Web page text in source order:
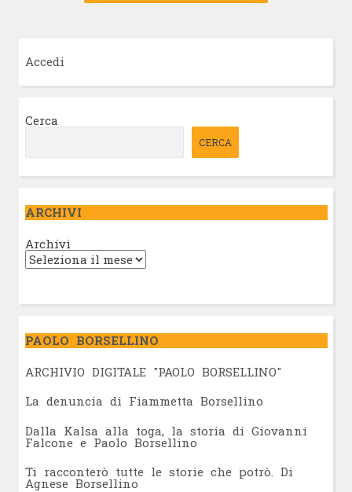
Accedi
Cerca
CERCA
ARCHIVI
Archivi
PAOLO BORSELLINO
ARCHIVIO DIGITALE "PAOLO BORSELLINO"
La denuncia di Fiammetta Borsellino
Dalla Kalsa alla toga, la storia di Giovanni
Falcone e Paolo Borsellino
Ti racconterò tutte le storie che potrò. Di
Agnese Borsellino